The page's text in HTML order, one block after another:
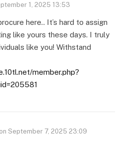
1, 2025 13:53
here.. It’s hard to assign
like yours these days. I truly
like you! Withstand
member.php?
on September 7, 2025 23:09